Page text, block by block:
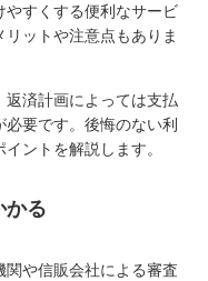
すくする便利なサービ
ットや注意点もありま
済計画によっては支払
要です。後悔のない利
ントを解説します。
かる
や信販会社による審査